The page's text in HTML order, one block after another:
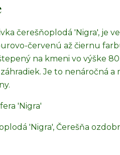
čerešňoplodá 'Nigra', je
červenú až čiernu
na kmeni vo výške
Je to nenáročná a
'Nigra'
'Nigra', Čerešňa